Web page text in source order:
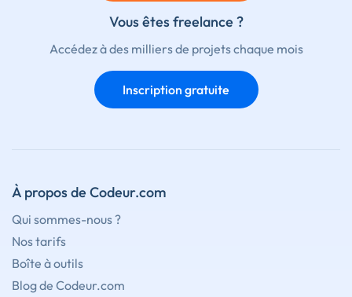
Vous êtes freelance ?
Accédez à des milliers de projets chaque mois
Inscription gratuite
À propos de Codeur.com
Qui sommes-nous ?
Nos tarifs
Boîte à outils
Blog de Codeur.com